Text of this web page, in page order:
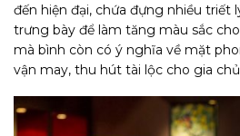
đến hiện đại, chứa đựng nhiều triết
trưng bày để làm tăng màu sắc
mà bình còn có ý nghĩa về mặt
vận may, thu hút tài lộc cho gia